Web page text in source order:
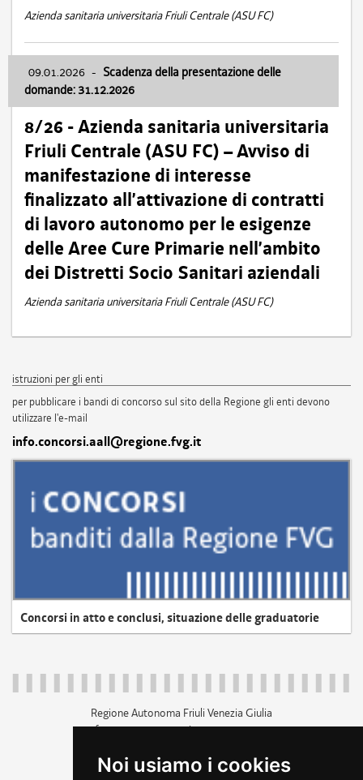
Noi usiamo i cookies
Azienda sanitaria universitaria Friuli Centrale (ASU FC)
09.01.2026 - Scadenza della presentazione delle
domande: 31.12.2026
8/26 - Azienda sanitaria universitaria
Friuli Centrale (ASU FC) – Avviso di
manifestazione di interesse
finalizzato all’attivazione di contratti
di lavoro autonomo per le esigenze
delle Aree Cure Primarie nell’ambito
dei Distretti Socio Sanitari aziendali
Azienda sanitaria universitaria Friuli Centrale (ASU FC)
istruzioni per gli enti
per pubblicare i bandi di concorso sul sito della Regione gli enti devono
utilizzare l'e-mail
info.concorsi.aall@regione.fvg.it
Concorsi in atto e conclusi, situazione delle graduatorie
Regione Autonoma Friuli Venezia Giulia
c.f. 80014930327; p.iva 00526040324
+39 040 3771111